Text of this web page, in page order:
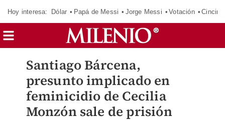
Hoy interesa: Dólar Papá de Messi Jorge Messi Votación
Santiago Bárcena,
presunto implicado en
feminicidio de Cecilia
Monzón sale de prisión